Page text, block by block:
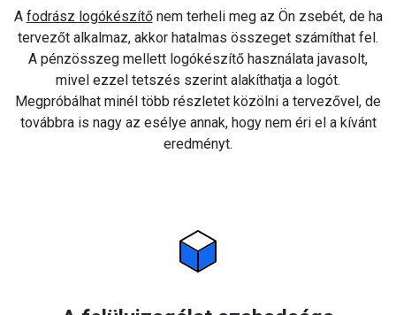
A fodrász logókészítőnem terheli meg az Ön zsebét, de ha
tervezőt alkalmaz, akkor hatalmas összeget számíthat fel.
A pénzösszeg mellett logókészítő használata javasolt,
mivel ezzel tetszés szerint alakíthatja a logót.
Megpróbálhat minél több részletet közölni a tervezővel, de
továbbra is nagy az esélye annak, hogy nem éri el a kívánt
eredményt.